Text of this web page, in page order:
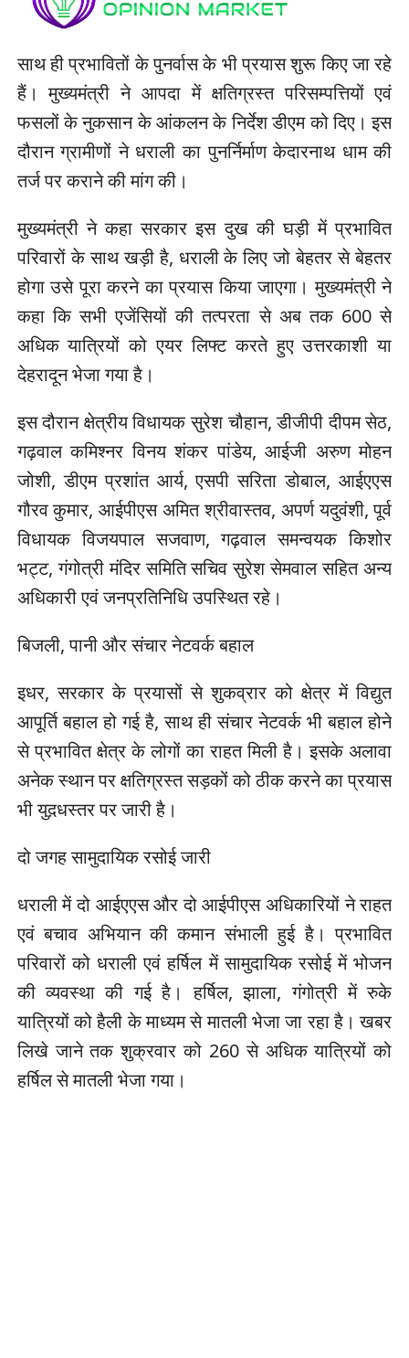
साथ ही प्रभावितों के पुनर्वास के भी प्रयास शुरू किए जा रहे
हैं। मुख्यमंत्री ने आपदा में क्षतिग्रस्त परिसम्पत्तियों एवं
फसलों के नुकसान के आंकलन के निर्देश डीएम को दिए। इस
दौरान ग्रामीणों ने धराली का पुनर्निर्माण केदारनाथ धाम की
तर्ज पर कराने की मांग की।
मुख्यमंत्री ने कहा सरकार इस दुख की घड़ी में प्रभावित
परिवारों के साथ खड़ी है, धराली के लिए जो बेहतर से बेहतर
होगा उसे पूरा करने का प्रयास किया जाएगा। मुख्यमंत्री ने
कहा कि सभी एजेंसियों की तत्परता से अब तक 600 से
अधिक यात्रियों को एयर लिफ्ट करते हुए उत्तरकाशी या
देहरादून भेजा गया है।
इस दौरान क्षेत्रीय विधायक सुरेश चौहान, डीजीपी दीपम सेठ,
गढ़वाल कमिश्नर विनय शंकर पांडेय, आईजी अरुण मोहन
जोशी, डीएम प्रशांत आर्य, एसपी सरिता डोबाल, आईएएस
गौरव कुमार, आईपीएस अमित श्रीवास्तव, अपर्ण यदुवंशी, पूर्व
विधायक विजयपाल सजवाण, गढ़वाल समन्वयक किशोर
भट्ट, गंगोत्री मंदिर समिति सचिव सुरेश सेमवाल सहित अन्य
अधिकारी एवं जनप्रतिनिधि उपस्थित रहे।
बिजली, पानी और संचार नेटवर्क बहाल
इधर, सरकार के प्रयासों से शुकव्रार को क्षेत्र में विद्युत
आपूर्ति बहाल हो गई है, साथ ही संचार नेटवर्क भी बहाल होने
से प्रभावित क्षेत्र के लोगों का राहत मिली है। इसके अलावा
अनेक स्थान पर क्षतिग्रस्त सड़कों को ठीक करने का प्रयास
भी युद़धस्तर पर जारी है।
दो जगह सामुदायिक रसोई जारी
धराली में दो आईएएस और दो आईपीएस अधिकारियों ने राहत
एवं बचाव अभियान की कमान संभाली हुई है। प्रभावित
परिवारों को धराली एवं हर्षिल में सामुदायिक रसोई में भोजन
की व्यवस्था की गई है। हर्षिल, झाला, गंगोत्री में रुके
यात्रियों को हैली के माध्यम से मातली भेजा जा रहा है। खबर
लिखे जाने तक शुक्रवार को 260 से अधिक यात्रियों को
हर्षिल से मातली भेजा गया।